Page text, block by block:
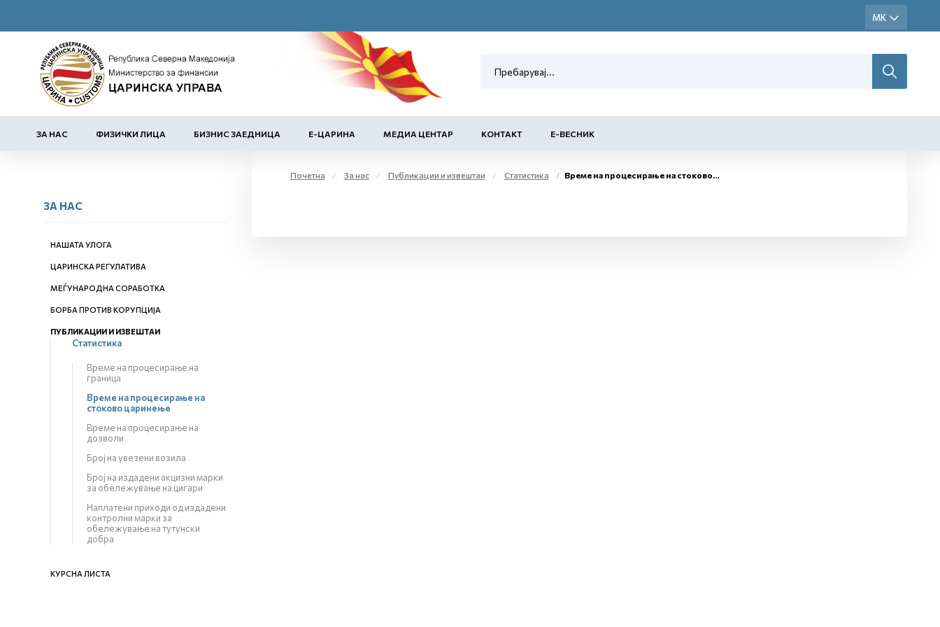
ЗА НАС ФИЗИЧКИ ЛИЦА БИЗНИС ЗАЕДНИЦА Е-ЦАРИНА МЕДИА ЦЕНТАР КОНТАКТ Е-ВЕСНИК
ЗА НАС
НАШАТА УЛОГА
ЦАРИНСКА РЕГУЛАТИВА
МЕЃУНАРОДНА СОРАБОТКА
БОРБА ПРОТИВ КОРУПЦИЈА
ПУБЛИКАЦИИ И ИЗВЕШТАИ
Статистика
Време на процесирање на
граница
Време на процесирање на
стоково царинење
Време на процесирање на
дозволи
Број на увезени возила
Број на издадени акцизни марки
за обележување на цигари
Наплатени приходи од издадени
контролни марки за
обележување на тутунски
добра
КУРСНА ЛИСТА
Почетна За нас Публикации и извештаи Статистика Време на процесирање на стоково царинење